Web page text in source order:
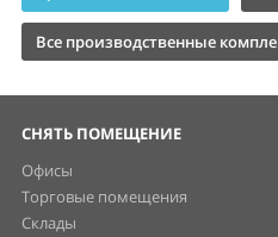
Все производственные
СНЯТЬ ПОМЕЩЕНИЕ
Офисы
Торговые помещения
Склады